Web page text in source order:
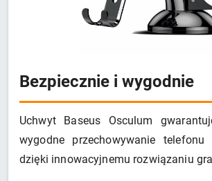
Bezpiecznie i wygodnie
Uchwyt Baseus Osculum
wygodne przechowywanie telefonu
dzięki innowacyjnemu rozwiązaniu